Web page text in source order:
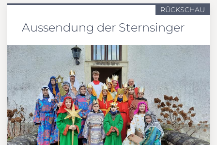
RÜCKSCHAU
Aussendung der Sternsinger